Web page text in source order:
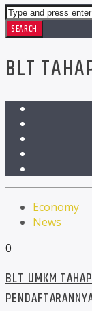
BLT
Economy
News
0
BLT UMKM